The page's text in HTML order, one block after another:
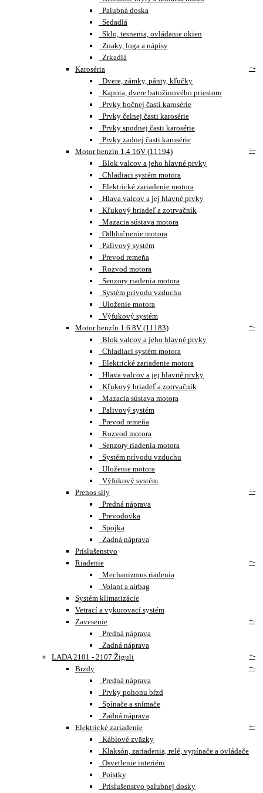
Palubná doska
Sedadlá
Sklo, tesnenia, ovládanie okien
Znaky, loga a nápisy
Zrkadlá
Karoséria
+-
Dvere, zámky, pánty, kľučky
Kapota, dvere batožinového priestoru
Prvky bočnej časti karosérie
Prvky čelnej časti karosérie
Prvky spodnej časti karosérie
Prvky zadnej časti karosérie
Motor benzín 1.4 16V (11194)
+-
Blok valcov a jeho hlavné prvky
Chladiaci systém motora
Elektrické zariadenie motora
Hlava valcov a jej hlavné prvky
Kľukový hriadeľ a zotrvačník
Mazacia sústava motora
Odhlučnenie motora
Palivový systém
Prevod remeňa
Rozvod motora
Senzory riadenia motora
Systém prívodu vzduchu
Uloženie motora
Výfukový systém
Motor benzín 1.6 8V (11183)
+-
Blok valcov a jeho hlavné prvky
Chladiaci systém motora
Elektrické zariadenie motora
Hlava valcov a jej hlavné prvky
Kľukový hriadeľ a zotrvačník
Mazacia sústava motora
Palivový systém
Prevod remeňa
Rozvod motora
Senzory riadenia motora
Systém prívodu vzduchu
Uloženie motora
Výfukový systém
Prenos sily
+-
Predná náprava
Prevodovka
Spojka
Zadná náprava
Príslušenstvo
Riadenie
+-
Mechanizmus riadenia
Volant a airbag
Systém klimatizácie
Vetrací a vykurovací systém
Zavesenie
+-
Predná náprava
Zadná náprava
LADA 2101 - 2107 Žiguli
+-
Brzdy
+-
Predná náprava
Prvky pohonu bŕzd
Spínače a snímače
Zadná náprava
Elektrické zariadenie
+-
Káblové zväzky
Klaksón, zariadenia, relé, vypínače a ovládače
Osvetlenie interiéru
Poistky
Príslušenstvo palubnej dosky